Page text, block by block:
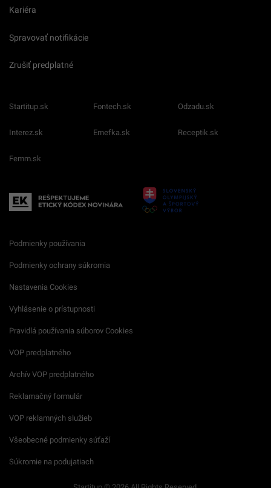
Kariéra
Spravovať notifikácie
Zrušiť predplatné
Startitup.sk Fontech.sk Odzadu.sk
Interez.sk Emefka.sk Receptik.sk
Femm.sk
Podmienky používania
Podmienky ochrany súkromia
Nastavenia Cookies
Vyhlásenie o prístupnosti
Pravidlá používania súborov Cookies
VOP predplatného
Archív VOP predplatného
Reklamačný formulár
VOP reklamných služieb
Všeobecné podmienky súťaží
Súkromie na podujatiach